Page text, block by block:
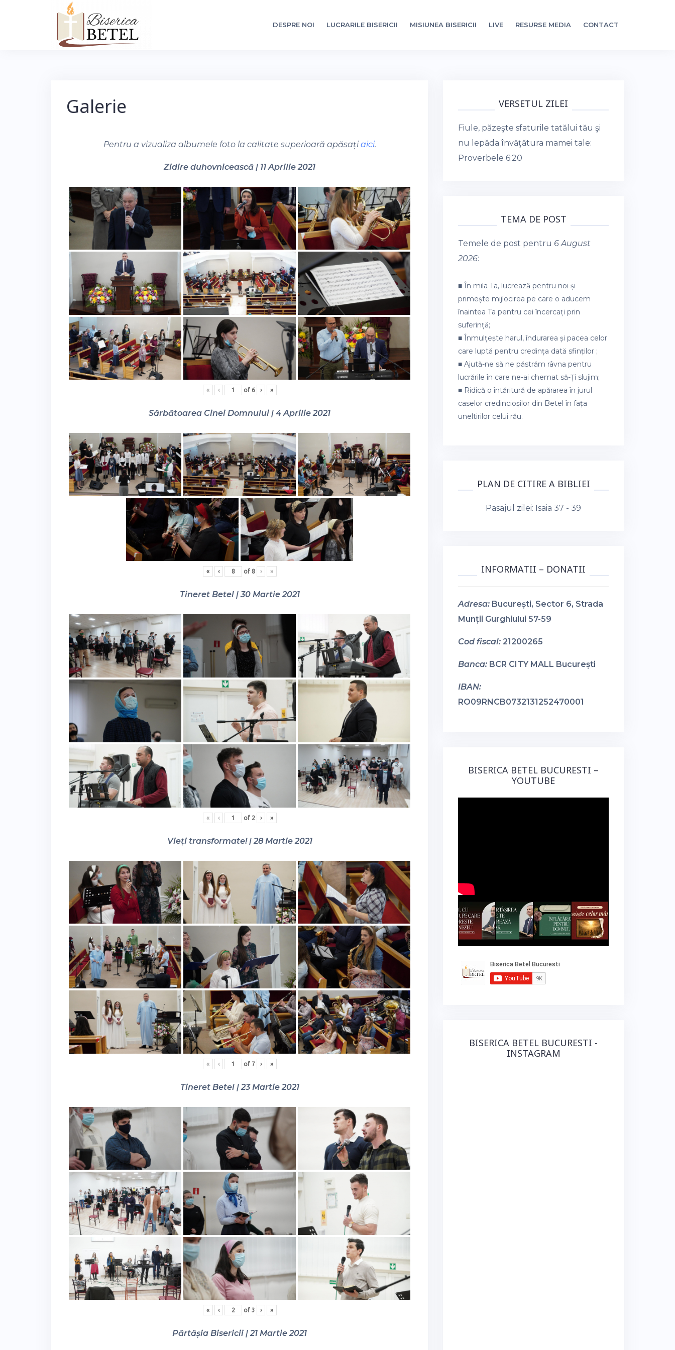
DESPRE NOI LUCRARILE BISERICII MISIUNEA BISERICII LIVE RESURSE MEDIA CONTACT
Galerie
Pentru a vizualiza albumele foto la calitate superioară apăsațiaici.
Zidire duhovnicească | 11 Aprilie 2021
« ‹ of 6 › »
Sărbătoarea Cinei Domnului | 4 Aprilie 2021
« ‹ of 8 › »
Tineret Betel | 30 Martie 2021
« ‹ of 2 › »
Vieți transformate! | 28 Martie 2021
« ‹ of 7 › »
Tineret Betel | 23 Martie 2021
« ‹ of 3 › »
Părtășia Bisericii | 21 Martie 2021
VERSETUL ZILEI
Fiule, păzeşte sfaturile tatălui tău şi
nu lepăda învăţătura mamei tale:
Proverbele 6:20
TEMA DE POST
Temele de post pentru 6 August
2026:
■ În mila Ta, lucrează pentru noi și
primește mijlocirea pe care o aducem
înaintea Ta pentru cei încercați prin
suferință;
■ Înmulțește harul, îndurarea și pacea celor
care luptă pentru credința dată sfinților ;
■ Ajută-ne să ne păstrăm râvna pentru
lucrările în care ne-ai chemat să-Ți slujim;
■ Ridică o întăritură de apărarea în jurul
caselor credincioșilor din Betel în fața
uneltirilor celui rău.
PLAN DE CITIRE A BIBLIEI
Pasajul zilei: Isaia 37 - 39
INFORMATII – DONATII
Adresa: București, Sector 6, Strada
Munții Gurghiului 57-59
Cod fiscal: 21200265
Banca: BCR CITY MALL București
IBAN:
RO09RNCB0732131252470001
BISERICA BETEL BUCURESTI –
YOUTUBE
BISERICA BETEL BUCURESTI -
INSTAGRAM